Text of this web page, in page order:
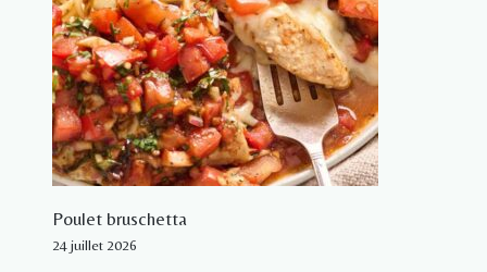
Poulet bruschetta
24 juillet 2026